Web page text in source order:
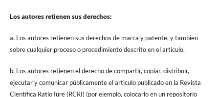
Los autores retienen sus derechos:
a. Los autores retienen sus derechos de marca y patente, y tambien
sobre cualquier proceso o procedimiento descrito en el artículo.
b. Los autores retienen el derecho de compartir, copiar, distribuir,
ejecutar y comunicar públicamente el articulo publicado en la Revista
Científica Ratio Iure (RCRI) (por ejemplo, colocarlo en un repositorio